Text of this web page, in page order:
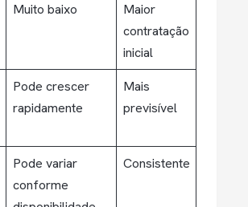
Muito baixo
Maior
contratação
inicial
Pode crescer
rapidamente
Mais
previsível
Pode variar
conforme
Consistente